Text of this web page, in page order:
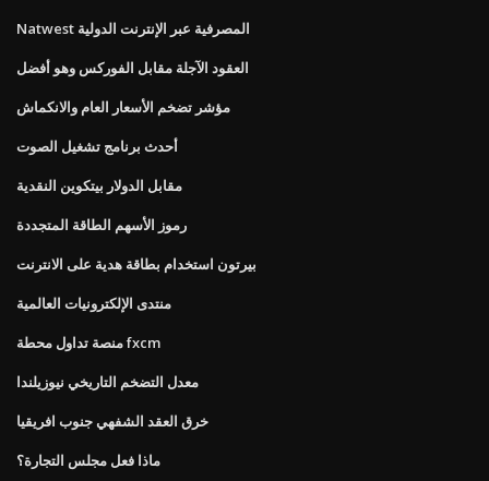
Natwest المصرفية عبر الإنترنت الدولية
العقود الآجلة مقابل الفوركس وهو أفضل
مؤشر تضخم الأسعار العام والانكماش
أحدث برنامج تشغيل الصوت
مقابل الدولار بيتكوين النقدية
رموز الأسهم الطاقة المتجددة
بيرتون استخدام بطاقة هدية على الانترنت
منتدى الإلكترونيات العالمية
منصة تداول محطة fxcm
معدل التضخم التاريخي نيوزيلندا
خرق العقد الشفهي جنوب افريقيا
ماذا فعل مجلس التجارة؟